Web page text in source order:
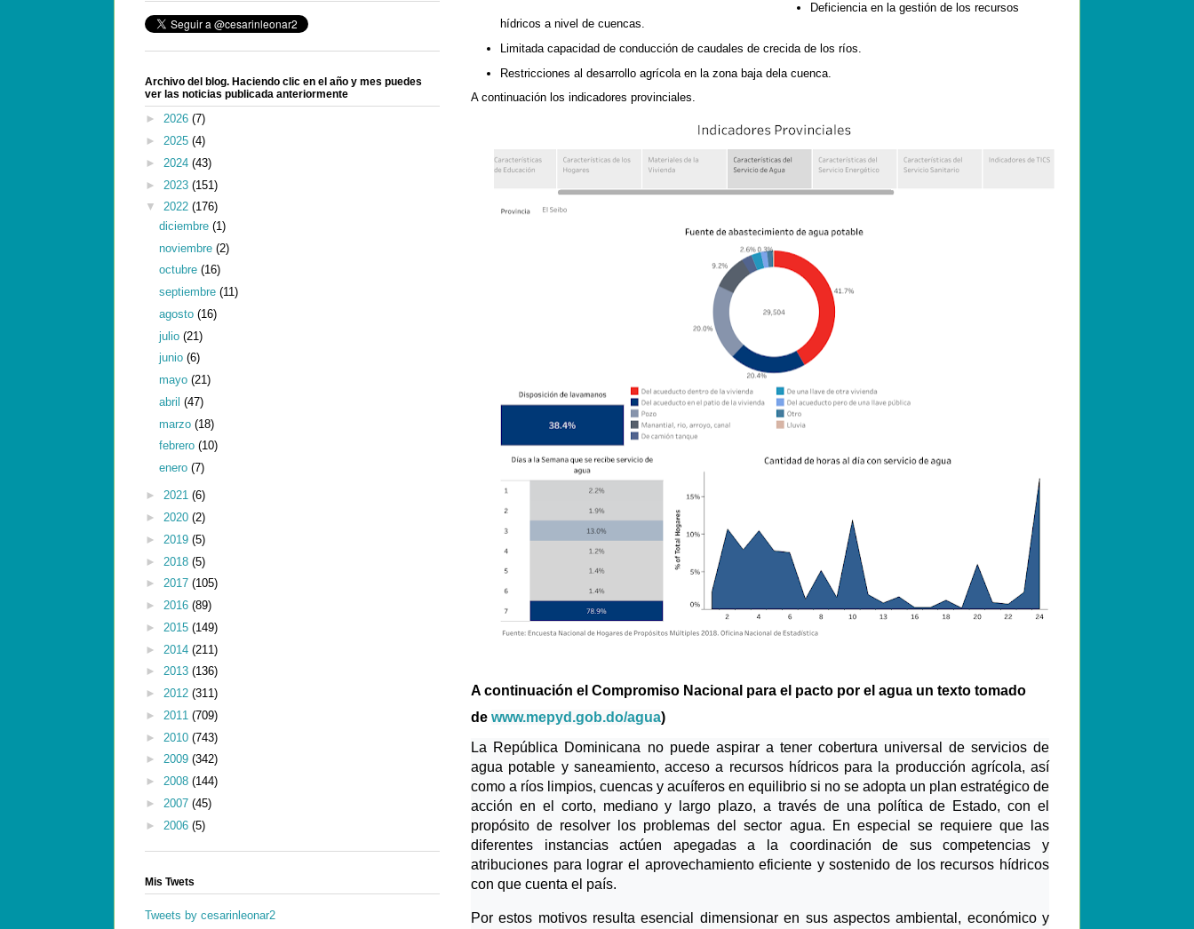
Deficiencia en la gestión de los recursos
hídricos a nivel de cuencas.
Limitada capacidad de conducción de caudales de crecida de los ríos.
Restricciones al desarrollo agrícola en la zona baja dela cuenca.
A continuación los indicadores provinciales.
A continuación el Compromiso Nacional para el pacto por el agua un texto tomado
de www.mepyd.gob.do/agua)
La República Dominicana no puede aspirar a tener cobertura universal de servicios de
agua potable y saneamiento, acceso a recursos hídricos para la producción agrícola, así
como a ríos limpios, cuencas y acuíferos en equilibrio si no se adopta un plan estratégico de
acción en el corto, mediano y largo plazo, a través de una política de Estado, con el
propósito de resolver los problemas del sector agua. En especial se requiere que las
diferentes instancias actúen apegadas a la coordinación de sus competencias y
atribuciones para lograr el aprovechamiento eficiente y sostenido de los recursos hídricos
con que cuenta el país.
Por estos motivos resulta esencial dimensionar en sus aspectos ambiental, económico y
Archivo del blog. Haciendo clic en el año y mes puedes
ver las noticias publicada anteriormente
► 2026 (7)
► 2025 (4)
► 2024 (43)
► 2023 (151)
▼ 2022 (176)
diciembre (1)
noviembre (2)
octubre (16)
septiembre (11)
agosto (16)
julio (21)
junio (6)
mayo (21)
abril (47)
marzo (18)
febrero (10)
enero (7)
► 2021 (6)
► 2020 (2)
► 2019 (5)
► 2018 (5)
► 2017 (105)
► 2016 (89)
► 2015 (149)
► 2014 (211)
► 2013 (136)
► 2012 (311)
► 2011 (709)
► 2010 (743)
► 2009 (342)
► 2008 (144)
► 2007 (45)
► 2006 (5)
Mis Twets
Tweets by cesarinleonar2